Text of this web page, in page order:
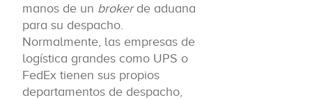
manos de un brokerde aduana
para su despacho.
Normalmente, las empresas de
logística grandes como UPS o
FedEx tienen sus propios
departamentos de despacho,